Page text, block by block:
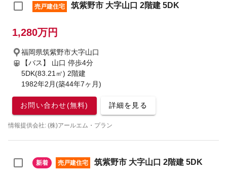
売戸建住宅 筑紫野市 大字山口 2階建 5DK
1,280万円
福岡県筑紫野市大字山口
【バス】 山口 停歩4分
5DK(83.21㎡) 2階建
1982年2月(築44年7ヶ月)
お問い合わせ(無料) 詳細を見る
情報提供会社: (株)アールエム・プラン
新着 売戸建住宅 筑紫野市 大字山口 2階建 5DK